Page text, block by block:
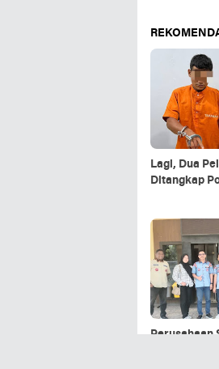
Lagi, Dua
Ditangkap
Perusahaan